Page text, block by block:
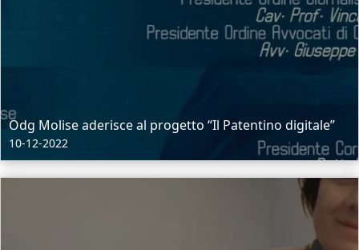
Odg Molise aderisce al progetto “Il Patentino digitale”
10-12-2022